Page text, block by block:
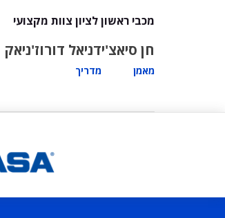
מכבי ראשון לציון צוות מקצועי
חן סיאצ'י
מאמן
דניאל דורוז'ניאק
מדריך